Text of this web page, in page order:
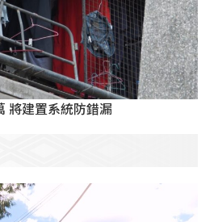
將建置系統防錯漏